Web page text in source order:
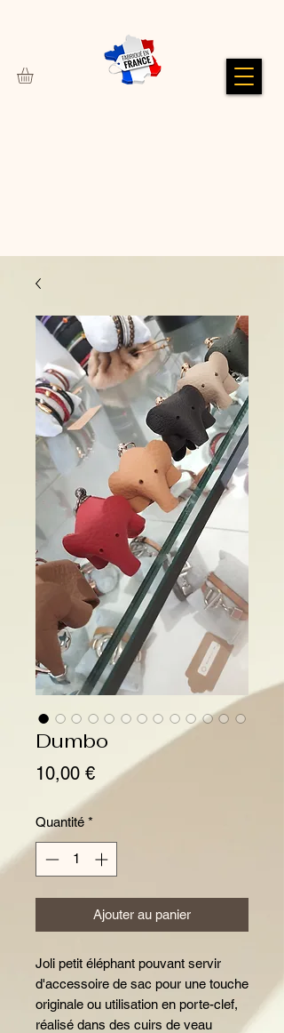
Dumbo
10,00 €Prix
Quantité *
Ajouter au panier
Joli petit éléphant pouvant servir
d'accessoire de sac pour une touche
originale ou utilisation en porte-clef,
réalisé dans des cuirs de veau